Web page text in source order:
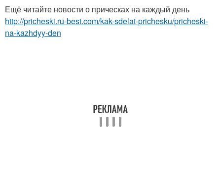
Ещё читайте новости о прическах на каждый день
http://pricheski.ru-best.com/kak-sdelat-prichesku/pricheski-
na-kazhdyy-den